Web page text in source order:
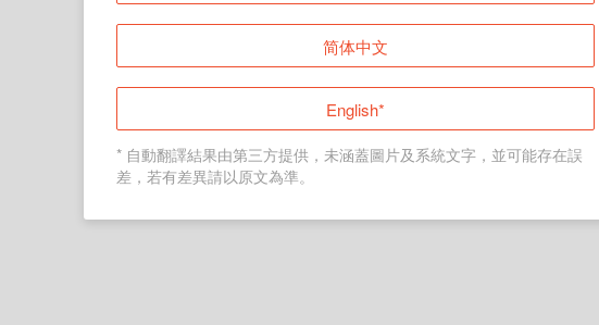
返回首頁
简体中文
English*
* 自動翻譯結果由第三方提供，未涵蓋圖片及系統文字，並可能存在誤
差，若有差異請以原文為準。